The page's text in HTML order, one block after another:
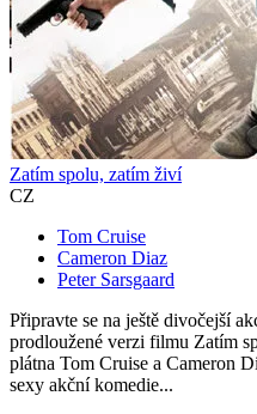
Zatím spolu, zatím živí
CZ
Tom Cruise
Cameron Diaz
Peter Sarsgaard
Připravte se na ještě divočejší
prodloužené verzi filmu Zatím
plátna Tom Cruise a Cameron
sexy akční komedie...